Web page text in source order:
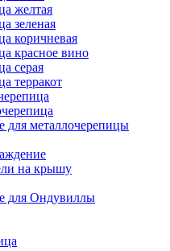
желтая
зеленая
коричневая
красное вино
серая
терракот
металлочерепицы
на крышу
для Ондувиллы